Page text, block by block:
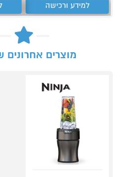
למידע ורכישה
מוצרים אחרונים